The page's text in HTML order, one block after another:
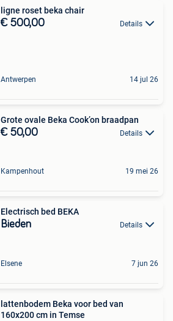
ligne roset beka chair
€ 500,00 Details
Antwerpen 14 jul 26
Grote ovale Beka Cook’on braadpan
€ 50,00 Details
Kampenhout 19 mei 26
Electrisch bed BEKA
Bieden Details
Elsene 7 jun 26
lattenbodem Beka voor bed van
160x200 cm in Temse